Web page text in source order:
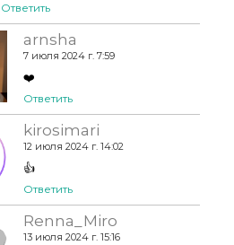
Ответить
arnsha
7 июля 2024 г. 7:59
❤️
Ответить
kirosimari
12 июля 2024 г. 14:02
👍
Ответить
Renna_Miro
13 июля 2024 г. 15:16